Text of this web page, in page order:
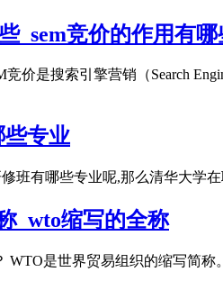
_sem竞价的作用有
竞价是搜索引擎营销（Search
些专业
班有哪些专业呢,那么清华大学
_wto缩写的全称
WTO是世界贸易组织的缩写简